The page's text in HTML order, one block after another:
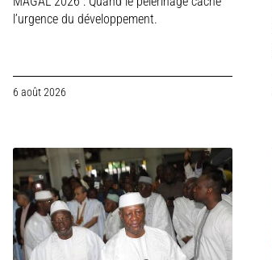
l’urgence du développement.
6 août 2026